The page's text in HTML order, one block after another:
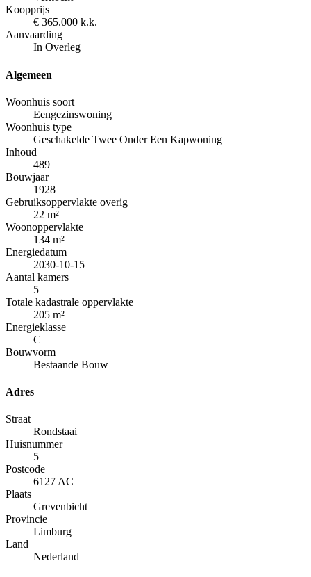
Koopprijs
€ 365.000 k.k.
Aanvaarding
In Overleg
Algemeen
Woonhuis soort
Eengezinswoning
Woonhuis type
Geschakelde Twee Onder Een Kapwoning
Inhoud
489
Bouwjaar
1928
Gebruiksoppervlakte overig
22 m²
Woonoppervlakte
134 m²
Energiedatum
2030-10-15
Aantal kamers
5
Totale kadastrale oppervlakte
205 m²
Energieklasse
C
Bouwvorm
Bestaande Bouw
Adres
Straat
Rondstaai
Huisnummer
5
Postcode
6127 AC
Plaats
Grevenbicht
Provincie
Limburg
Land
Nederland